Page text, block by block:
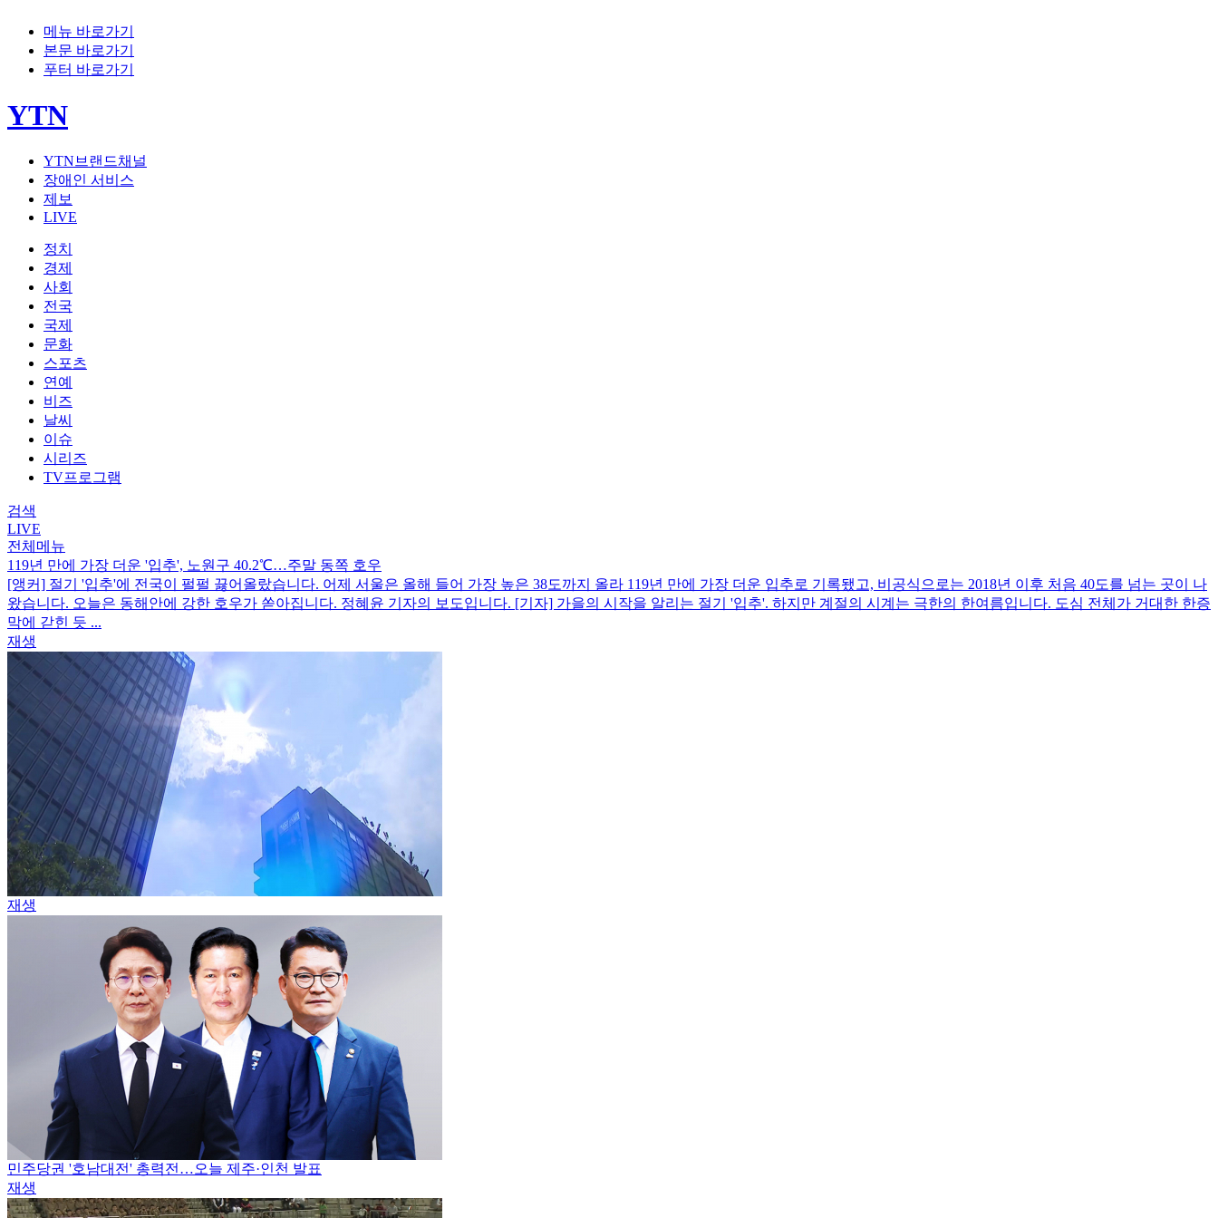
메뉴 바로가기
본문 바로가기
푸터 바로가기
YTN
YTN브랜드채널
장애인 서비스
제보
LIVE
정치
경제
사회
전국
국제
문화
스포츠
연예
비즈
날씨
이슈
시리즈
TV프로그램
검색
LIVE
전체메뉴
119년 만에 가장 더운 '입추', 노원구 40.2℃…주말 동쪽 호우
[앵커] 절기 '입추'에 전국이 펄펄 끓어올랐습니다. 어제 서울은 올해 들어 가장 높은 38도까지 올라 119년 만에 가장 더운 입추로 기록됐고, 비공식으로는 2018년 이후 처음 40도를 넘는 곳이 나
왔습니다. 오늘은 동해안에 강한 호우가 쏟아집니다. 정혜윤 기자의 보도입니다. [기자] 가을의 시작을 알리는 절기 '입추'. 하지만 계절의 시계는 극한의 한여름입니다. 도심 전체가 거대한 한증
막에 갇힌 듯 ...
재생
재생
민주당권 '호남대전' 총력전…오늘 제주·인천 발표
재생